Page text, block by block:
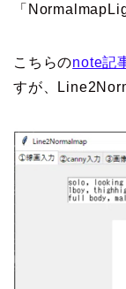
「
こちらのnote記
すが、